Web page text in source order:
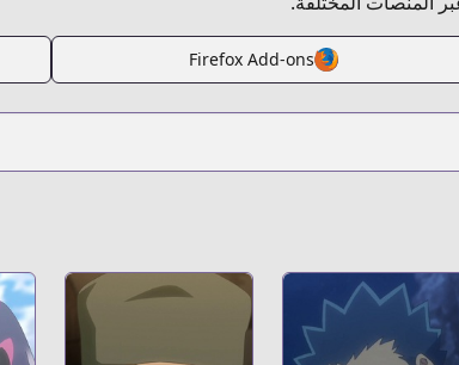
Firefox Add-ons